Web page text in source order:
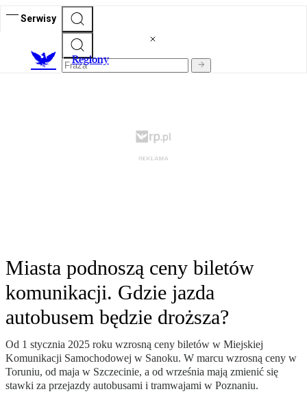
Serwisy
Regiony
Miasta podnoszą ceny biletów
komunikacji. Gdzie jazda
autobusem będzie droższa?
Od 1 stycznia 2025 roku wzrosną ceny biletów w Miejskiej
Komunikacji Samochodowej w Sanoku. W marcu wzrosną ceny w
Toruniu, od maja w Szczecinie, a od września mają zmienić się
stawki za przejazdy autobusami i tramwajami w Poznaniu.